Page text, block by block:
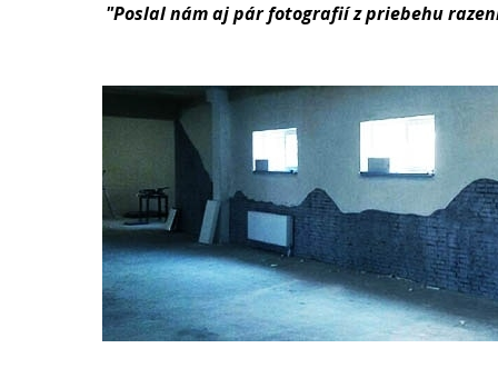
"Poslal nám aj pár fotografií z priebehu